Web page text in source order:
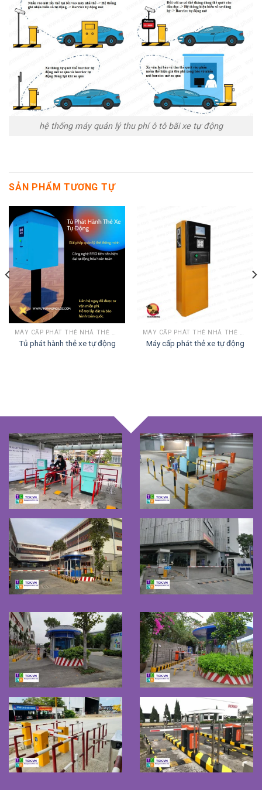
hệ thống máy quản lý thu phí ô tô bãi xe tự động
SẢN PHẨM TƯƠNG TỰ
MÁY CẤP PHÁT THẺ NHẢ THẺ GIỮ XE TỰ ĐỘNG
Tủ phát hành thẻ xe tự động
MÁY CẤP PHÁT THẺ NHẢ THẺ GIỮ XE TỰ ĐỘNG
Máy cấp phát thẻ xe tự động